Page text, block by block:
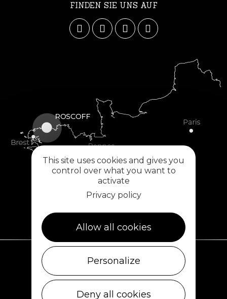
FINDEN SIE UNS AUF
29430 PLOUESCAT
This site uses cookies and gives you
control over what you want to
activate
Privacy policy
Allow all cookies
Personalize
Deny all cookies